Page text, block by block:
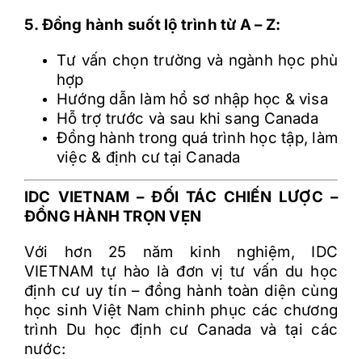
5. Đồng hành suốt lộ trình từ A – Z:
Tư vấn chọn trường và ngành học phù
hợp
Hướng dẫn làm hồ sơ nhập học & visa
Hỗ trợ trước và sau khi sang Canada
Đồng hành trong quá trình học tập, làm
việc & định cư tại Canada
IDC VIETNAM– ĐỐI TÁC CHIẾN LƯỢC –
ĐỒNG HÀNH TRỌN VẸN
Với hơn 25 năm kinh nghiệm, IDC
VIETNAM tự hào là đơn vị tư vấn du học
định cư uy tín– đồng hành toàn diện cùng
học sinh Việt Nam chinh phục các chương
trình Du học định cư Canada và tại các
nước: